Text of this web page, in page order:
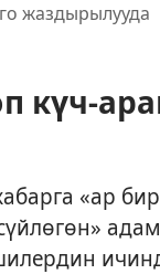
жаздырылууда
күч-
«ар